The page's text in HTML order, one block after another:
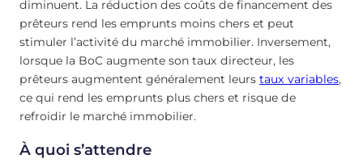
diminuent. La réduction des coûts de financement des
prêteurs rend les emprunts moins chers et peut
stimuler l’activité du marché immobilier. Inversement,
lorsque la BoC augmente son taux directeur, les
prêteurs augmentent généralement leurs taux variables,
ce qui rend les emprunts plus chers et risque de
refroidir le marché immobilier.
À quoi s’attendre